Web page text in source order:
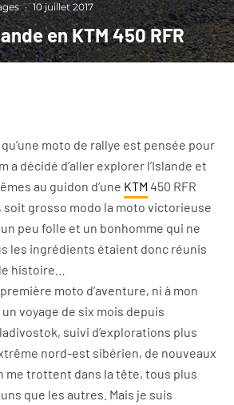
· 10 juillet 2017
en KTM 450 RFR
moto de rallye est pensée pour
a décidé d’aller explorer l’Islande et
au guidon d’une KTM 450 RFR
soit grosso modo la moto victorieuse
peu folle et un bonhomme qui ne
les ingrédients étaient donc réunis
histoire…
moto d’aventure, ni à mon
voyage de six mois depuis
suivi d’explorations plus
nord-est sibérien, de nouveaux
me trottent dans la tête, tous plus
que les autres. Mais je suis